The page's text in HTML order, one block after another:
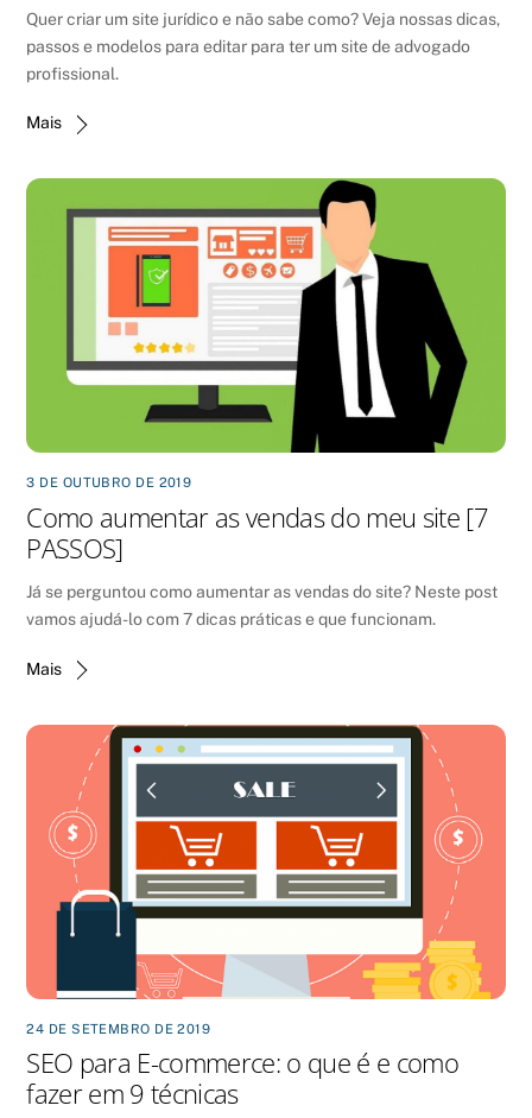
Quer criar um site jurídico e não sabe como? Veja nossas dicas,
passos e modelos para editar para ter um site de advogado
profissional.
Mais
3 DE OUTUBRO DE 2019
Como aumentar as vendas do meu site [7
PASSOS]
Já se perguntou como aumentar as vendas do site? Neste post
vamos ajudá-lo com 7 dicas práticas e que funcionam.
Mais
24 DE SETEMBRO DE 2019
SEO para E-commerce: o que é e como
fazer em 9 técnicas